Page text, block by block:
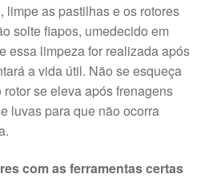
limpe as pastilhas e os rotores
solte fiapos, umedecido em
essa limpeza for realizada após
a vida útil. Não se esqueça
se eleva após frenagens
luvas para que não ocorra
com as ferramentas certas